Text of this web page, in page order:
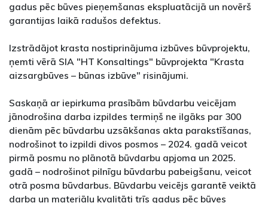
gadus pēc būves pieņemšanas ekspluatācijā un novērš
garantijas laikā radušos defektus.
Izstrādājot krasta nostiprinājuma izbūves būvprojektu,
ņemti vērā SIA "HT Konsaltings" būvprojekta "Krasta
aizsargbūves – būnas izbūve" risinājumi.
Saskaņā ar iepirkuma prasībām būvdarbu veicējam
jānodrošina darba izpildes termiņš ne ilgāks par 300
dienām pēc būvdarbu uzsākšanas akta parakstīšanas,
nodrošinot to izpildi divos posmos – 2024. gadā veicot
pirmā posmu no plānotā būvdarbu apjoma un 2025.
gadā – nodrošinot pilnīgu būvdarbu pabeigšanu, veicot
otrā posma būvdarbus. Būvdarbu veicējs garantē veiktā
darba un materiālu kvalitāti trīs gadus pēc būves